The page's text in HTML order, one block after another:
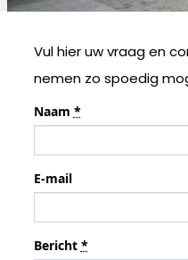
Vul hier uw vraag en
nemen zo spoedig
Naam *
E-mail
Bericht *